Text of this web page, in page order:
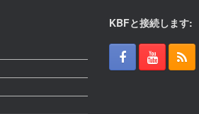
KBFと接続します: